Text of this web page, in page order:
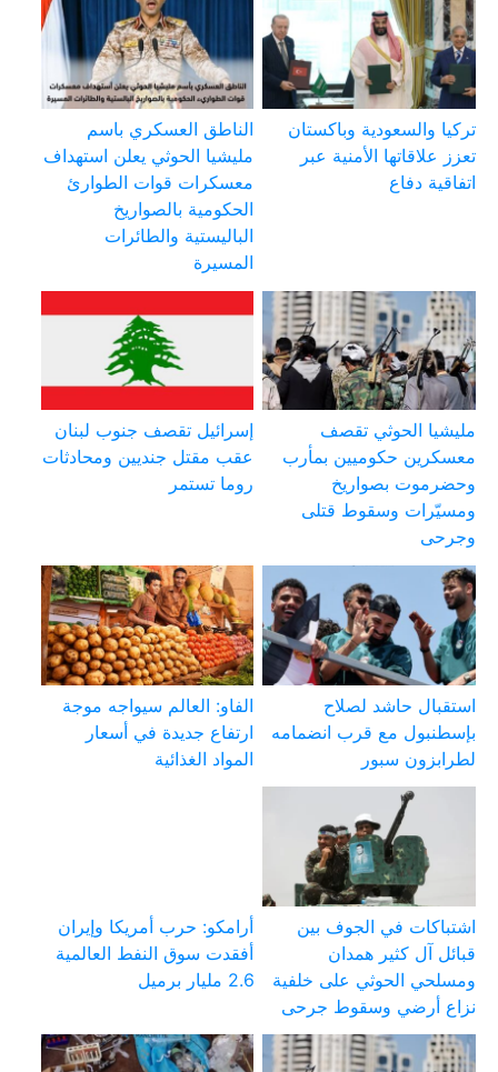
تركيا والسعودية وباكستان
تعزز علاقاتها الأمنية عبر
اتفاقية دفاع
الناطق العسكري باسم
مليشيا الحوثي يعلن استهداف
معسكرات قوات الطوارئ
الحكومية بالصواريخ
الباليستية والطائرات
المسيرة
مليشيا الحوثي تقصف
معسكرين حكوميين بمأرب
وحضرموت بصواريخ
ومسيّرات وسقوط قتلى
وجرحى
إسرائيل تقصف جنوب لبنان
عقب مقتل جنديين ومحادثات
روما تستمر
استقبال حاشد لصلاح
بإسطنبول مع قرب انضمامه
لطرابزون سبور
الفاو: العالم سيواجه موجة
ارتفاع جديدة في أسعار
المواد الغذائية
اشتباكات في الجوف بين
قبائل آل كثير همدان
ومسلحي الحوثي على خلفية
نزاع أرضي وسقوط جرحى
أرامكو: حرب أمريكا وإيران
أفقدت سوق النفط العالمية
2.6 مليار برميل